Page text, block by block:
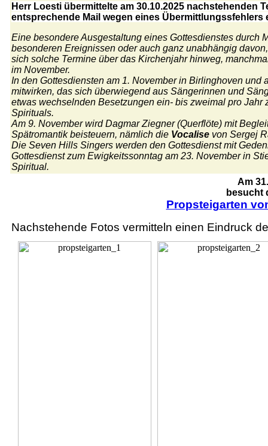
Herr Loesti übermittelte am 30.10.2025 nachstehenden
entsprechende Mail wegen eines Übermittlungssfehlers
Eine besondere Ausgestaltung eines Gottesdienstes durch
besonderen Ereignissen oder auch ganz unabhängig
sich solche Termine über das Kirchenjahr hinweg,
im November.
In den Gottesdiensten am 1. November in Birlinghoven
mitwirken, das sich überwiegend aus Sängerinnen und
etwas wechselnden Besetzungen ein- bis zweimal pro
Spirituals.
Am 9. November wird Dagmar Ziegner (Querflöte) mit
Spätromantik beisteuern, nämlich die Vocalise von Sergej
Die Seven Hills Singers werden den Gottesdienst mit
Gottesdienst zum Ewigkeitssonntag am 23. November in
Spiritual.
Am
besucht
Propsteigarten
Nachstehende Fotos vermitteln einen Eindruck